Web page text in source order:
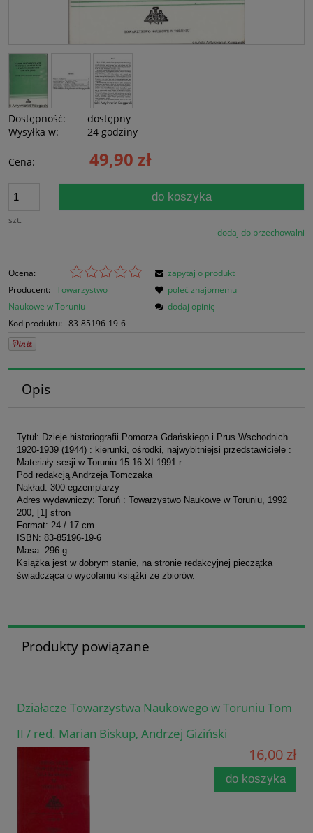
Dostępność:
dostępny
Wysyłka w:
24 godziny
Cena: 49,90 zł
szt.
do koszyka
dodaj do przechowalni
Ocena:
Producent: Towarzystwo
Naukowe w Toruniu
Kod produktu: 83-85196-19-6
zapytaj o produkt
poleć znajomemu
dodaj opinię
Opis
Tytuł: Dzieje historiografii Pomorza Gdańskiego i Prus Wschodnich
1920-1939 (1944) : kierunki, ośrodki, najwybitniejsi przedstawiciele :
Materiały sesji w Toruniu 15-16 XI 1991 r.
Pod redakcją Andrzeja Tomczaka
Nakład: 300 egzemplarzy
Adres wydawniczy: Toruń : Towarzystwo Naukowe w Toruniu, 1992
200, [1] stron
Format: 24 / 17 cm
ISBN: 83-85196-19-6
Masa: 296 g
Książka jest w dobrym stanie, na stronie redakcyjnej pieczątka
świadcząca o wycofaniu książki ze zbiorów.
Produkty powiązane
Działacze Towarzystwa Naukowego w Toruniu Tom
II / red. Marian Biskup, Andrzej Giziński
16,00 zł
do koszyka